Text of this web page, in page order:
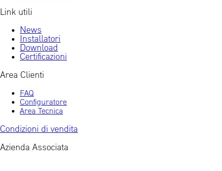
Link utili
News
Installatori
Download
Certificazioni
Area Clienti
FAQ
Configuratore
Area Tecnica
Condizioni di vendita
Azienda Associata